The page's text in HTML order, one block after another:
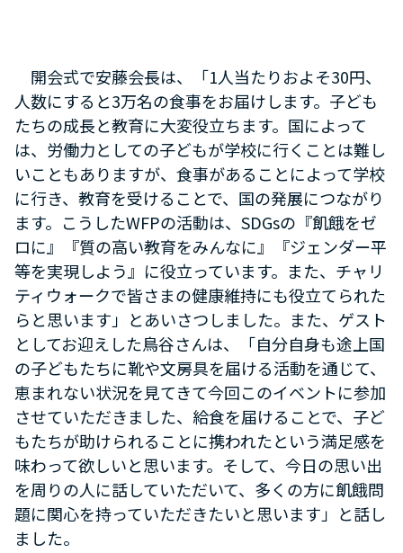
開会式で安藤会長は、「1人当たりおよそ30円、
人数にすると3万名の食事をお届けします。子ども
たちの成長と教育に大変役立ちます。国によって
は、労働力としての子どもが学校に行くことは難し
いこともありますが、食事があることによって学校
に行き、教育を受けることで、国の発展につながり
ます。こうしたWFPの活動は、SDGsの『飢餓をゼ
ロに』『質の高い教育をみんなに』『ジェンダー平
等を実現しよう』に役立っています。また、チャリ
ティウォークで皆さまの健康維持にも役立てられた
らと思います」とあいさつしました。また、ゲスト
としてお迎えした鳥谷さんは、「自分自身も途上国
の子どもたちに靴や文房具を届ける活動を通じて、
恵まれない状況を見てきて今回このイベントに参加
させていただきました、給食を届けることで、子ど
もたちが助けられることに携われたという満足感を
味わって欲しいと思います。そして、今日の思い出
を周りの人に話していただいて、多くの方に飢餓問
題に関心を持っていただきたいと思います」と話し
ました。